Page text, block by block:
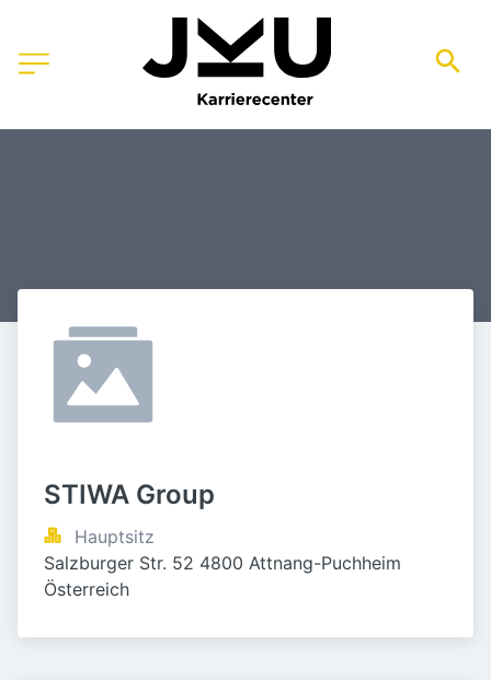
STIWA Group
Hauptsitz
Salzburger Str. 52 4800 Attnang-Puchheim
Österreich